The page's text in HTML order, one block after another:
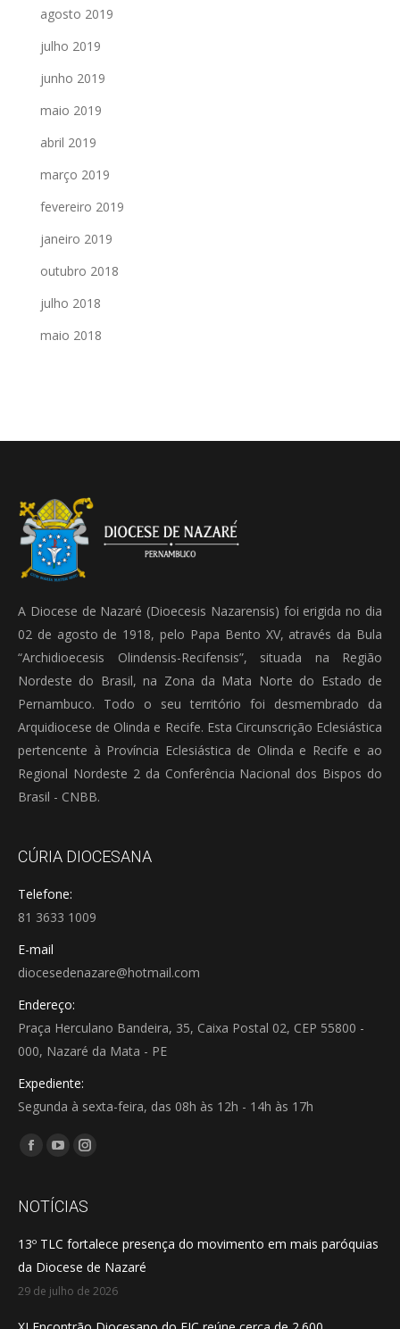
agosto 2019
julho 2019
junho 2019
maio 2019
abril 2019
março 2019
fevereiro 2019
janeiro 2019
outubro 2018
julho 2018
maio 2018
A Diocese de Nazaré (Dioecesis Nazarensis) foi erigida no dia
02 de agosto de 1918, pelo Papa Bento XV, através da Bula
“Archidioecesis Olindensis-Recifensis”, situada na Região
Nordeste do Brasil, na Zona da Mata Norte do Estado de
Pernambuco. Todo o seu território foi desmembrado da
Arquidiocese de Olinda e Recife. Esta Circunscrição Eclesiástica
pertencente à Província Eclesiástica de Olinda e Recife e ao
Regional Nordeste 2 da Conferência Nacional dos Bispos do
Brasil - CNBB.
CÚRIA DIOCESANA
Telefone:
81 3633 1009
E-mail
diocesedenazare@hotmail.com
Endereço:
Praça Herculano Bandeira, 35, Caixa Postal 02, CEP 55800 -
000, Nazaré da Mata - PE
Expediente:
Segunda à sexta-feira, das 08h às 12h - 14h às 17h
Encontre-nos em:
Facebook
opens
new
window
YouTube
opens
new
window
Instagram
opens
new
window
NOTÍCIAS
13º TLC fortalece presença do movimento em mais paróquias
da Diocese de Nazaré
29 de julho de 2026